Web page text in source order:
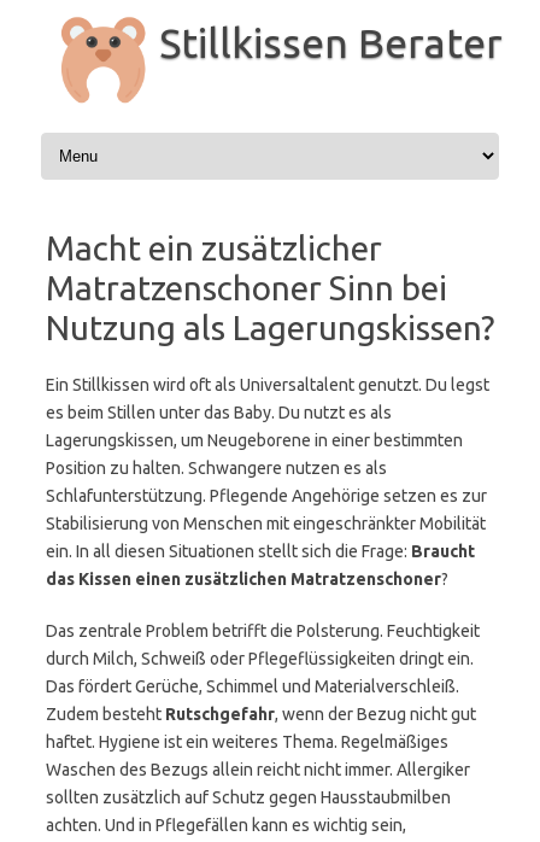
Inhalt
springen
Stillkissen Berater
Macht ein zusätzlicher
Matratzenschoner Sinn bei
Nutzung als Lagerungskissen?
Ein Stillkissen wird oft als Universaltalent genutzt. Du legst
es beim Stillen unter das Baby. Du nutzt es als
Lagerungskissen, um Neugeborene in einer bestimmten
Position zu halten. Schwangere nutzen es als
Schlafunterstützung. Pflegende Angehörige setzen es zur
Stabilisierung von Menschen mit eingeschränkter Mobilität
ein. In all diesen Situationen stellt sich die Frage: Braucht
das Kissen einen zusätzlichen Matratzenschoner?
Das zentrale Problem betrifft die Polsterung. Feuchtigkeit
durch Milch, Schweiß oder Pflegeflüssigkeiten dringt ein.
Das fördert Gerüche, Schimmel und Materialverschleiß.
Zudem besteht Rutschgefahr, wenn der Bezug nicht gut
haftet. Hygiene ist ein weiteres Thema. Regelmäßiges
Waschen des Bezugs allein reicht nicht immer. Allergiker
sollten zusätzlich auf Schutz gegen Hausstaubmilben
achten. Und in Pflegefällen kann es wichtig sein,